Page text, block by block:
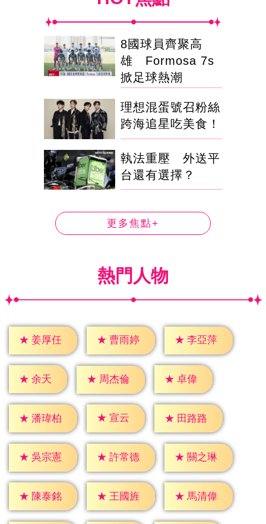
8國球員齊聚高
雄 Formosa 7s
掀足球熱潮
理想混蛋號召粉絲
跨海追星吃美食！
執法重壓 外送平
台還有選擇？
更多焦點+
熱門人物
★ 姜厚任 ★ 曹雨婷 ★ 李亞萍
★ 余天 ★ 周杰倫 ★ 卓偉
★ 潘瑋柏 ★ 宣云 ★ 田路路
★ 吳宗憲 ★ 許常德 ★ 關之琳
★ 陳泰銘 ★ 王國旌 ★ 馬清偉